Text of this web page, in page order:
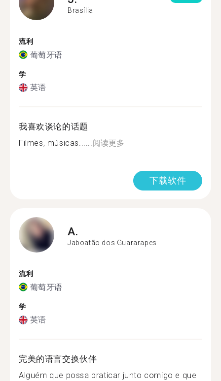
Brasília
流利
葡萄牙语
学
英语
我喜欢谈论的话题
Filmes, músicas......阅读更多
下载软件
A.
Jaboatão dos Guararapes
流利
葡萄牙语
学
英语
完美的语言交换伙伴
Alguém que possa praticar junto comigo e que